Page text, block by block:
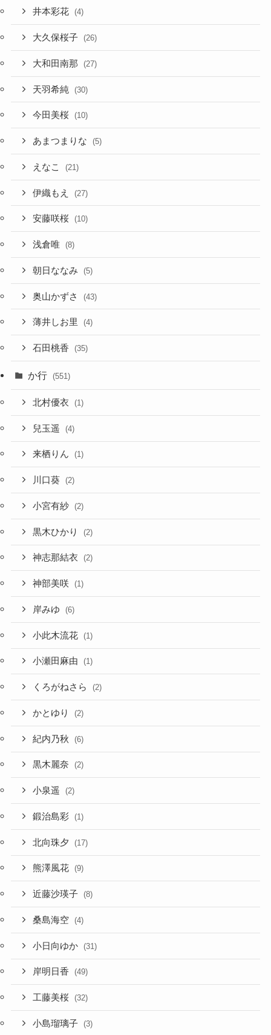
井本彩花 (4)
大久保桜子 (26)
大和田南那 (27)
天羽希純 (30)
今田美桜 (10)
あまつまりな (5)
えなこ (21)
伊織もえ (27)
安藤咲桜 (10)
浅倉唯 (8)
朝日ななみ (5)
奥山かずさ (43)
薄井しお里 (4)
石田桃香 (35)
か行 (551)
北村優衣 (1)
兒玉遥 (4)
来栖りん (1)
川口葵 (2)
小宮有紗 (2)
黒木ひかり (2)
神志那結衣 (2)
神部美咲 (1)
岸みゆ (6)
小此木流花 (1)
小瀬田麻由 (1)
くろがねさら (2)
かとゆり (2)
紀内乃秋 (6)
黒木麗奈 (2)
小泉遥 (2)
鍛治島彩 (1)
北向珠夕 (17)
熊澤風花 (9)
近藤沙瑛子 (8)
桑島海空 (4)
小日向ゆか (31)
岸明日香 (49)
工藤美桜 (32)
小島瑠璃子 (3)